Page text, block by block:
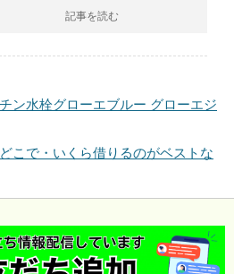
記事を読む
ン水栓グローエブルー グローエジ
こで・いくら借りるのがベストな